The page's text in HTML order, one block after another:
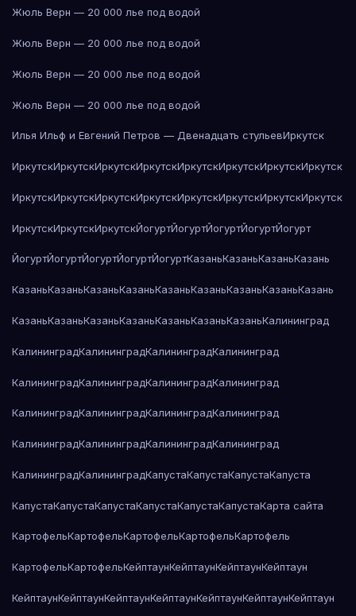
Жюль Верн — 20 000 лье под водой
Жюль Верн — 20 000 лье под водой
Жюль Верн — 20 000 лье под водой
Жюль Верн — 20 000 лье под водой
Илья Ильф и Евгений Петров — Двенадцать стульевИркутск
ИркутскИркутскИркутскИркутскИркутскИркутскИркутскИркутск
ИркутскИркутскИркутскИркутскИркутскИркутскИркутскИркутск
ИркутскИркутскИркутскЙогуртЙогуртЙогуртЙогуртЙогурт
ЙогуртЙогуртЙогуртЙогуртЙогуртКазаньКазаньКазаньКазань
КазаньКазаньКазаньКазаньКазаньКазаньКазаньКазаньКазань
КазаньКазаньКазаньКазаньКазаньКазаньКазаньКалининград
КалининградКалининградКалининградКалининград
КалининградКалининградКалининградКалининград
КалининградКалининградКалининградКалининград
КалининградКалининградКалининградКалининград
КалининградКалининградКапустаКапустаКапустаКапуста
КапустаКапустаКапустаКапустаКапустаКапустаКарта сайта
КартофельКартофельКартофельКартофельКартофель
КартофельКартофельКейптаунКейптаунКейптаунКейптаун
КейптаунКейптаунКейптаунКейптаунКейптаунКейптаунКейптаун